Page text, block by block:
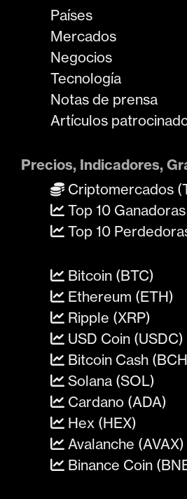
Países
Mercados
Negocios
Tecnología
Notas de prensa
Artículos
Precios, Indicadores,
Criptomercados
Top 10 Ganadoras
Top 10
Bitcoin (BTC)
Ethereum (ETH)
Ripple (XRP)
USD Coin (USDC)
Bitcoin Cash
Solana (SOL)
Cardano (ADA)
Hex (HEX)
Avalanche (AVAX)
Binance Coin